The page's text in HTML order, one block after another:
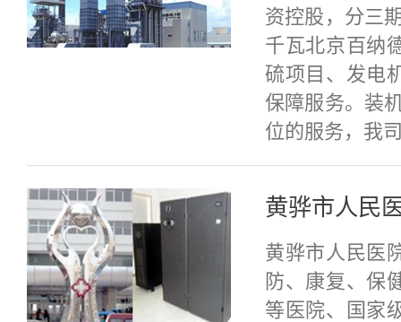
资控股，分三
千瓦北京百纳
硫项目、发电
保障服务。装
位的服务，我
黄骅市人民
黄骅市人民医
防、康复、保
等医院、国家